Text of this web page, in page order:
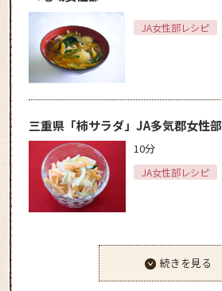
JA女性部レシピ
三重県「柿サラダ」JA多気郡女性部
10分
JA女性部レシピ
続きを見る